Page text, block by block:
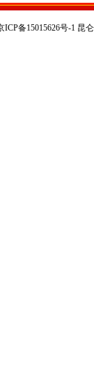
备15015626号-1 昆